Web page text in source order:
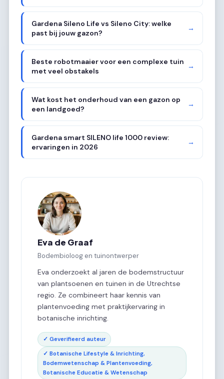
Gardena Sileno Life vs Sileno City: welke
past bij jouw gazon?
→
Beste robotmaaier voor een complexe tuin
met veel obstakels
→
Wat kost het onderhoud van een gazon op
een landgoed?
→
Gardena smart SILENO life 1000 review:
ervaringen in 2026
→
Eva de Graaf
Bodembioloog en tuinontwerper
Eva onderzoekt al jaren de bodemstructuur
van plantsoenen en tuinen in de Utrechtse
regio. Ze combineert haar kennis van
plantenvoeding met praktijkervaring in
botanische inrichting.
✓ Geverifieerd auteur
✓ Botanische Lifestyle & Inrichting,
Bodemwetenschap & Plantenvoeding,
Botanische Educatie & Wetenschap